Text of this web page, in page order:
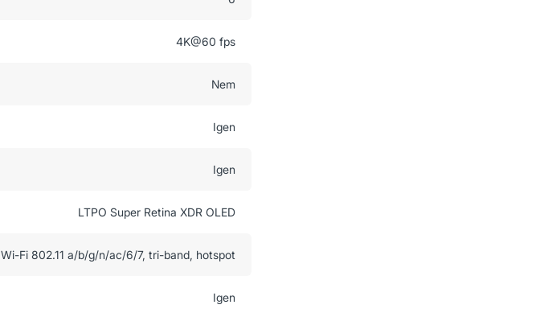
4K@60 fps
Nem
Igen
Igen
LTPO Super Retina XDR OLED
Wi-Fi 802.11 a/b/g/n/ac/6/7, tri-band, hotspot
Igen